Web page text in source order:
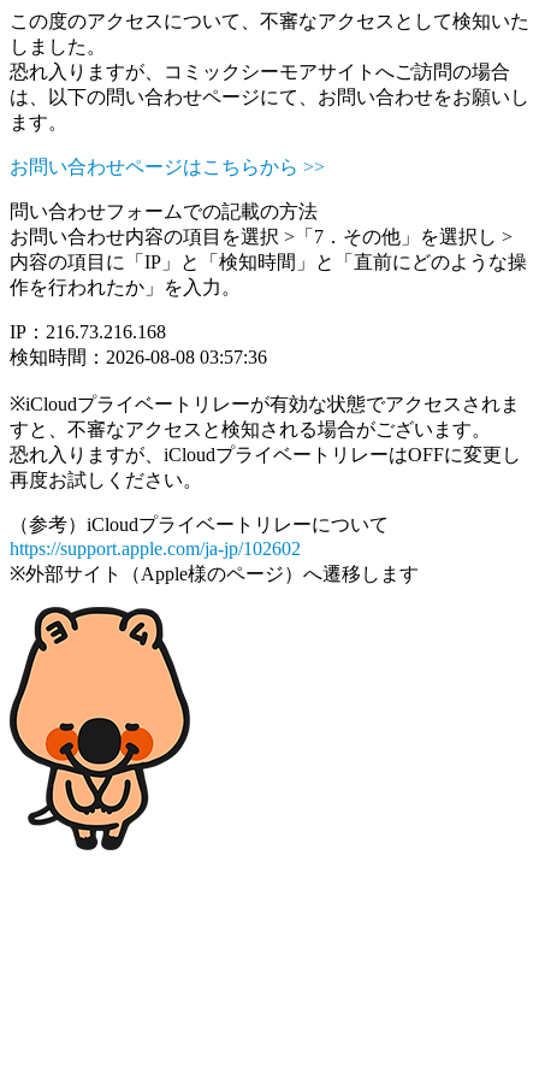
この度のアクセスについて、不審なアクセスとして検知いた
しました。
恐れ入りますが、コミックシーモアサイトへご訪問の場合
は、以下の問い合わせページにて、お問い合わせをお願いし
ます。
お問い合わせページはこちらから >>
問い合わせフォームでの記載の方法
お問い合わせ内容の項目を選択 >「7．その他」を選択し >
内容の項目に「IP」と「検知時間」と「直前にどのような操
作を行われたか」を入力。
IP：216.73.216.168
検知時間：2026-08-08 03:57:36
※iCloudプライベートリレーが有効な状態でアクセスされま
すと、不審なアクセスと検知される場合がございます。
恐れ入りますが、iCloudプライベートリレーはOFFに変更し
再度お試しください。
（参考）iCloudプライベートリレーについて
https://support.apple.com/ja-jp/102602
※外部サイト（Apple様のページ）へ遷移します